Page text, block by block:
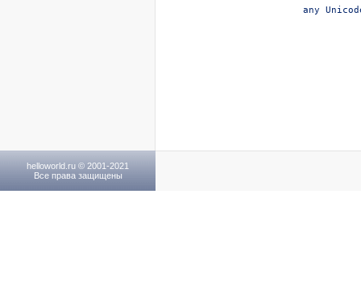
helloworld.ru © 2001-2021
Все права защищены